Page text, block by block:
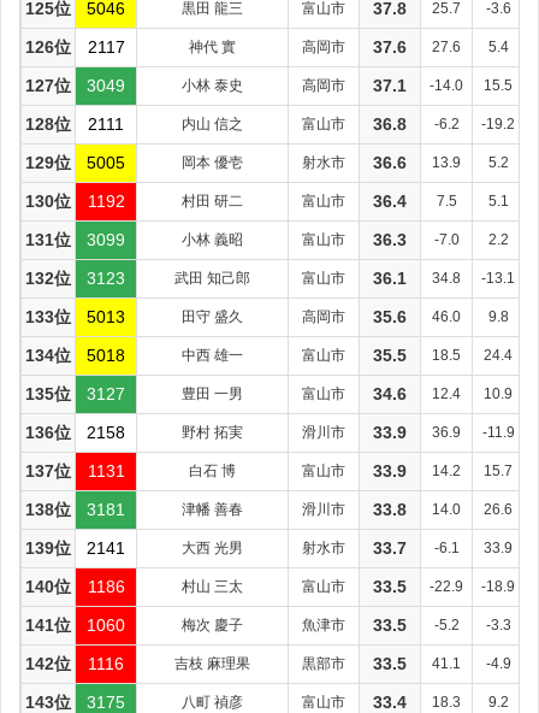
125位 5046 黒田 龍三 富山市 37.8 25.7 -3.6
126位 2117 神代 實 高岡市 37.6 27.6 5.4
127位 3049 小林 泰史 高岡市 37.1 -14.0 15.5
128位 2111 内山 信之 富山市 36.8 -6.2 -19.2
129位 5005 岡本 優壱 射水市 36.6 13.9 5.2
130位 1192 村田 研二 富山市 36.4 7.5 5.1
131位 3099 小林 義昭 富山市 36.3 -7.0 2.2
132位 3123 武田 知己郎 富山市 36.1 34.8 -13.1
133位 5013 田守 盛久 高岡市 35.6 46.0 9.8
134位 5018 中西 雄一 富山市 35.5 18.5 24.4
135位 3127 豊田 一男 富山市 34.6 12.4 10.9
136位 2158 野村 拓実 滑川市 33.9 36.9 -11.9
137位 1131 白石 博 富山市 33.9 14.2 15.7
138位 3181 津幡 善春 滑川市 33.8 14.0 26.6
139位 2141 大西 光男 射水市 33.7 -6.1 33.9
140位 1186 村山 三太 富山市 33.5 -22.9 -18.9
141位 1060 梅次 慶子 魚津市 33.5 -5.2 -3.3
142位 1116 吉枝 麻理果 黒部市 33.5 41.1 -4.9
143位 3175 八町 禎彦 富山市 33.4 18.3 9.2